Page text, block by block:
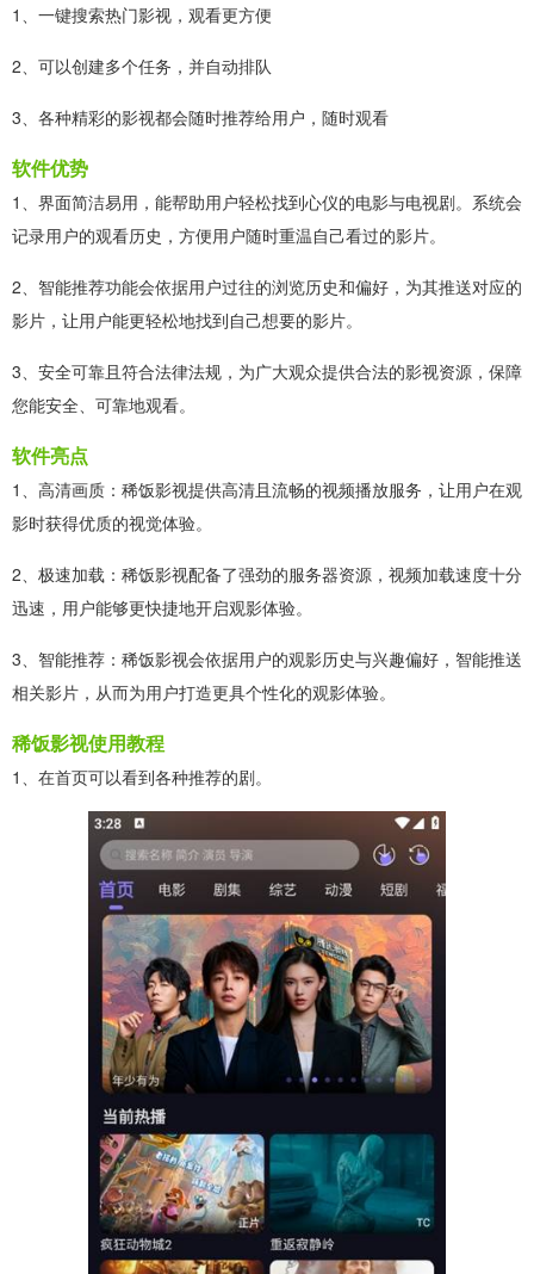
1、一键搜索热门影视，观看更方便
2、可以创建多个任务，并自动排队
3、各种精彩的影视都会随时推荐给用户，随时观看
软件优势
1、界面简洁易用，能帮助用户轻松找到心仪的电影与电视剧。系统会
记录用户的观看历史，方便用户随时重温自己看过的影片。
2、智能推荐功能会依据用户过往的浏览历史和偏好，为其推送对应的
影片，让用户能更轻松地找到自己想要的影片。
3、安全可靠且符合法律法规，为广大观众提供合法的影视资源，保障
您能安全、可靠地观看。
软件亮点
1、高清画质：稀饭影视提供高清且流畅的视频播放服务，让用户在观
影时获得优质的视觉体验。
2、极速加载：稀饭影视配备了强劲的服务器资源，视频加载速度十分
迅速，用户能够更快捷地开启观影体验。
3、智能推荐：稀饭影视会依据用户的观影历史与兴趣偏好，智能推送
相关影片，从而为用户打造更具个性化的观影体验。
稀饭影视使用教程
1、在首页可以看到各种推荐的剧。